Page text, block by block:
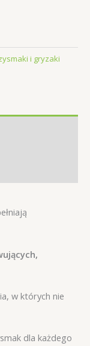
i gryzaki
w których nie
dla każdego